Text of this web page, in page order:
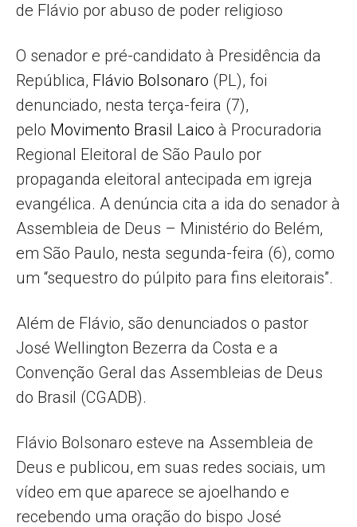
de Flávio por abuso de poder religioso
O senador e pré-candidato à Presidência da
República, Flávio Bolsonaro (PL), foi
denunciado, nesta terça-feira (7),
pelo Movimento Brasil Laico à Procuradoria
Regional Eleitoral de São Paulo por
propaganda eleitoral antecipada em igreja
evangélica. A denúncia cita a ida do senador à
Assembleia de Deus – Ministério do Belém,
em São Paulo, nesta segunda-feira (6), como
um “sequestro do púlpito para fins eleitorais”.
Além de Flávio, são denunciados o pastor
José Wellington Bezerra da Costa e a
Convenção Geral das Assembleias de Deus
do Brasil (CGADB).
Flávio Bolsonaro esteve na Assembleia de
Deus e publicou, em suas redes sociais, um
vídeo em que aparece se ajoelhando e
recebendo uma oração do bispo José